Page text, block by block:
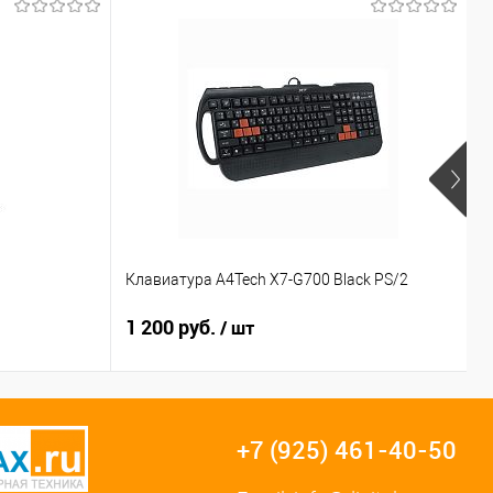
Клавиатура A4Tech X7-G700 Black PS/2
1 200 руб. / шт
+7 (925) 461-40-50